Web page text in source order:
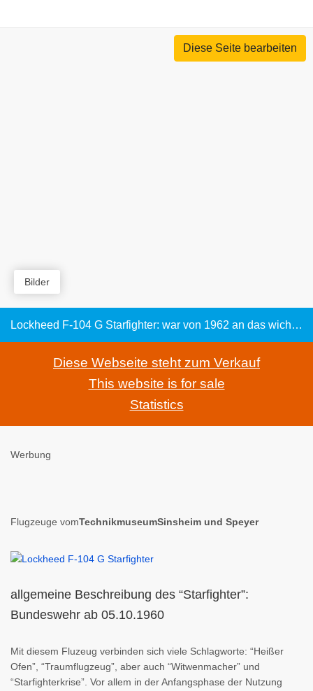
Diese Seite bearbeiten
Bilder
Lockheed F-104 G Starfighter: war von 1962 an das wichtigste Kampfflugzeug in vielen NATO-Staaten
Diese Webseite steht zum Verkauf
This website is for sale
Statistics
Werbung
Flugzeuge vomTechnikmuseumSinsheim und Speyer
allgemeine Beschreibung des “Starfighter”:
Bundeswehr ab 05.10.1960
Mit diesem Fluzeug verbinden sich viele Schlagworte: “Heißer
Ofen”, “Traumflugzeug”, aber auch “Witwenmacher” und
“Starfighterkrise”. Vor allem in der Anfangsphase der Nutzung